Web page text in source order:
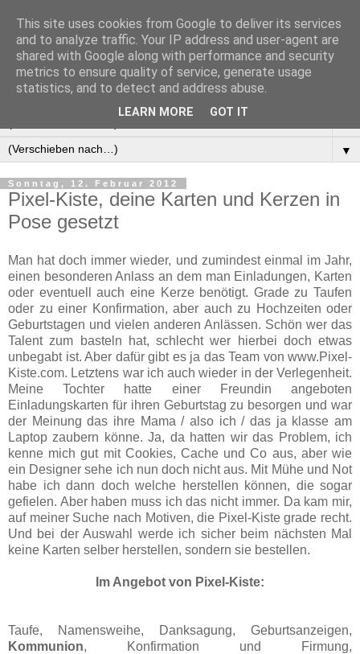
Manus Testwelt, alles
außer langweilig
▼
Sonntag, 12. Februar 2012
Pixel-Kiste, deine Karten und Kerzen in
Pose gesetzt
Man hat doch immer wieder, und zumindest einmal im Jahr,
einen besonderen Anlass an dem man Einladungen, Karten
oder eventuell auch eine Kerze benötigt. Grade zu Taufen
oder zu einer Konfirmation, aber auch zu Hochzeiten oder
Geburtstagen und vielen anderen Anlässen. Schön wer das
Talent zum basteln hat, schlecht wer hierbei doch etwas
unbegabt ist. Aber dafür gibt es ja das Team von www.Pixel-
Kiste.com. Letztens war ich auch wieder in der Verlegenheit.
Meine Tochter hatte einer Freundin angeboten
Einladungskarten für ihren Geburtstag zu besorgen und war
der Meinung das ihre Mama / also ich / das ja klasse am
Laptop zaubern könne. Ja, da hatten wir das Problem, ich
kenne mich gut mit Cookies, Cache und Co aus, aber wie
ein Designer sehe ich nun doch nicht aus. Mit Mühe und Not
habe ich dann doch welche herstellen können, die sogar
gefielen. Aber haben muss ich das nicht immer. Da kam mir,
auf meiner Suche nach Motiven, die Pixel-Kiste grade recht.
Und bei der Auswahl werde ich sicher beim nächsten Mal
keine Karten selber herstellen, sondern sie bestellen.
Im Angebot von Pixel-Kiste:
Taufe, Namensweihe, Danksagung, Geburtsanzeigen,
Kommunion, Konfirmation und Firmung,
This site uses cookies from Google to deliver its services
and to analyze traffic. Your IP address and user-agent are
shared with Google along with performance and security
metrics to ensure quality of service, generate usage
statistics, and to detect and address abuse.
LEARN MORE GOT IT